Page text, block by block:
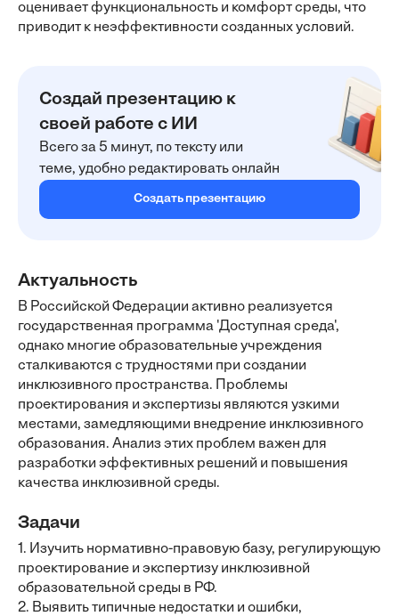
оценивает функциональность и комфорт среды, что
приводит к неэффективности созданных условий.
Создай презентацию к
своей работе с ИИ
Всего за 5 минут, по тексту или
теме, удобно редактировать онлайн
Создать презентацию
Актуальность
В Российской Федерации активно реализуется
государственная программа 'Доступная среда',
однако многие образовательные учреждения
сталкиваются с трудностями при создании
инклюзивного пространства. Проблемы
проектирования и экспертизы являются узкими
местами, замедляющими внедрение инклюзивного
образования. Анализ этих проблем важен для
разработки эффективных решений и повышения
качества инклюзивной среды.
Задачи
1. Изучить нормативно-правовую базу, регулирующую
проектирование и экспертизу инклюзивной
образовательной среды в РФ.
2. Выявить типичные недостатки и ошибки,